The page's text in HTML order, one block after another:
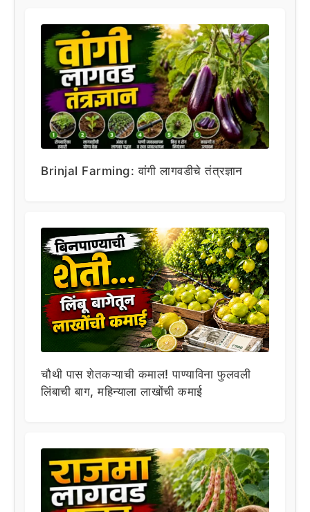
Brinjal Farming: वांगी लागवडीचे तंत्रज्ञान
चौथी पास शेतकऱ्याची कमाल! पाण्याविना फुलवली
लिंबाची बाग, महिन्याला लाखोंची कमाई